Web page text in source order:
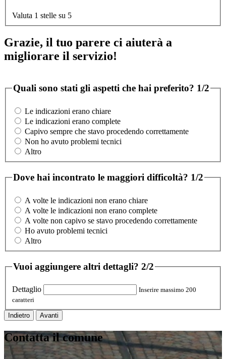
Valuta 1 stelle su 5
Grazie, il tuo parere ci aiuterà a
migliorare il servizio!
Quali sono stati gli aspetti che hai preferito? 1/2
Le indicazioni erano chiare
Le indicazioni erano complete
Capivo sempre che stavo procedendo correttamente
Non ho avuto problemi tecnici
Altro
Dove hai incontrato le maggiori difficoltà? 1/2
A volte le indicazioni non erano chiare
A volte le indicazioni non erano complete
A volte non capivo se stavo procedendo correttamente
Ho avuto problemi tecnici
Altro
Vuoi aggiungere altri dettagli? 2/2
Dettaglio
Inserire massimo 200
caratteri
Indietro Avanti
Contatta il comune